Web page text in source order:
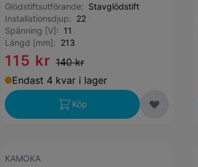
Glödstiftsutförande: Stavglödstift
Installationsdjup: 22
Spänning [V]: 11
Längd [mm]: 213
115 kr 140 kr
Endast 4 kvar i lager
Köp
KAMOKA